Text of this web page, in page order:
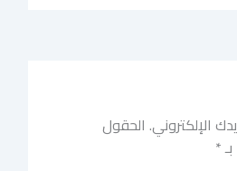
الإلكتروني. الحقول
*